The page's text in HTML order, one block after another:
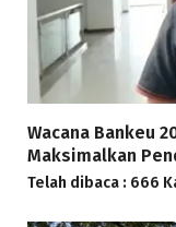
Wacana Bankeu
Maksimalkan
Telah dibaca : 666